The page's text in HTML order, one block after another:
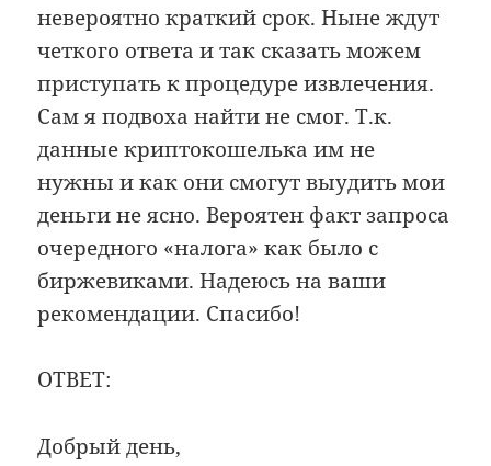
невероятно краткий срок. Ныне ждут
четкого ответа и так сказать можем
приступать к процедуре извлечения.
Сам я подвоха найти не смог. Т.к.
данные криптокошелька им не
нужны и как они смогут выудить мои
деньги не ясно. Вероятен факт запроса
очередного «налога» как было с
биржевиками. Надеюсь на ваши
рекомендации. Спасибо!
ОТВЕТ:
Добрый день,